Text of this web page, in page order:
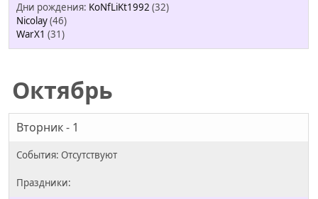
KoNfLiKt1992 (32)
Nicolay(46)
WarX1 (31)
Октябрь
Вторник - 1